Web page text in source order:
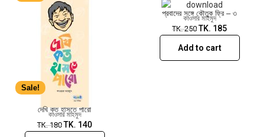
দেখি কত হাসতে পারো
কাওসার মাহমুদ
TK.180 TK. 140
প্রবাদের সঙ্গে কৌতুক ফ্রি – ৩
কাওসার মাহমুদ
TK.250 TK. 185
Add to cart
Sale!